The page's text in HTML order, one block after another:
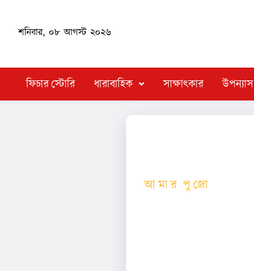
শনিবার, ০৮ আগস্ট ২০২৬
ফিচার স্টোরি ধারাবাহিক সাক্ষাৎকার উপন্যাস
আ মা র পু জো